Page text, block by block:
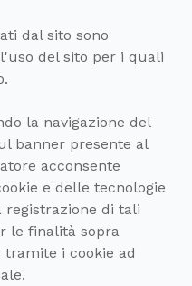
dal sito sono
del sito per i quali
la navigazione del
banner presente al
acconsente
e delle tecnologie
di tali
le finalità sopra
i cookie ad